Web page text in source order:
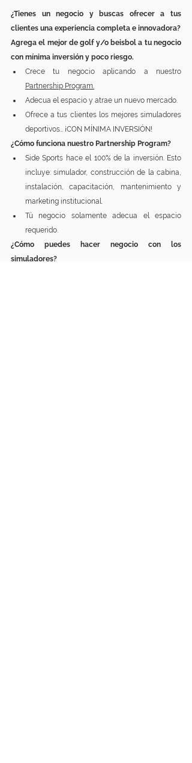
¿Tienes un negocio y buscas ofrecer a tus
Agrega el mejor de golf y/o beisbol a tu negocio
con mínima inversión y poco riesgo.
Partnership Program
Adecua el espacio y atrae un nuevo mercado.
Ofrece a tus clientes los mejores simuladores
deportivos… ¡CON MÍNIMA INVERSIÓN!
¿Cómo funciona nuestro Partnership Program?
Side Sports hace el 100% de la inversión. Esto
incluye: simulador, construcción de la cabina,
instalación, capacitación, mantenimiento y
marketing institucional.
Tú negocio solamente adecua el espacio
requerido.
¿Cómo puedes hacer negocio con los
simuladores?